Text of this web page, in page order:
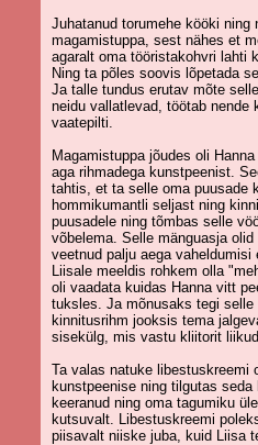
Juhatanud torumehe kööki
magamistuppa, sest nähes et
agaralt oma tööristakohvri lahti
Ning ta põles soovis lõpetada
Ja talle tundus erutav mõte
neidu vallatlevad, töötab
vaatepilti.
Magamistuppa jõudes oli
aga rihmadega kunstpeenist.
tahtis, et ta selle oma puusade
hommikumantli seljast ning
puusadele ning tõmbas selle
võbelema. Selle mänguasja
veetnud palju aega
Liisale meeldis rohkem olla
oli vaadata kuidas Hanna vitt
tuksles. Ja mõnusaks tegi
kinnitusrihm jooksis tema
sisekülg, mis vastu kliitorit
Ta valas natuke libestuskreemi
kunstpeenise ning tilgutas
keeranud ning oma tagumiku
kutsuvalt. Libestuskreemi
piisavalt niiske juba, kuid Liisa